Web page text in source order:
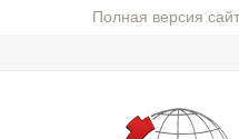
Полная версия